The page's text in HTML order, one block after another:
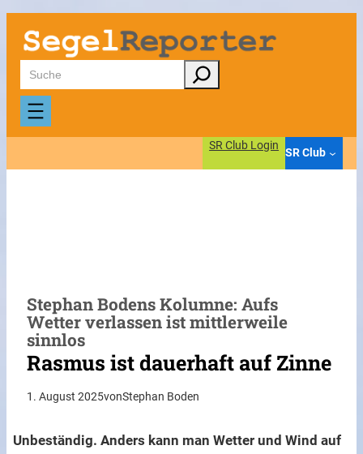
Zum
Inhalt
springen
Suchen
SR Club Login
SR Club
Stephan Bodens Kolumne: Aufs
Wetter verlassen ist mittlerweile
sinnlos
Rasmus ist dauerhaft auf Zinne
1. August 2025vonStephan Boden
Unbeständig. Anders kann man Wetter und Wind auf